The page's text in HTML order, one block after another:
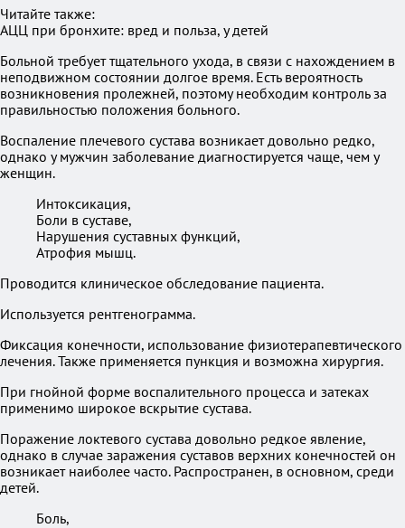
Читайте также:
АЦЦ при бронхите: вред и польза, у детей
Больной требует тщательного ухода, в связи с нахождением в
неподвижном состоянии долгое время. Есть вероятность
возникновения пролежней, поэтому необходим контроль за
правильностью положения больного.
Воспаление плечевого сустава возникает довольно редко,
однако у мужчин заболевание диагностируется чаще, чем у
женщин.
Интоксикация,
Боли в суставе,
Нарушения суставных функций,
Атрофия мышц.
Проводится клиническое обследование пациента.
Используется рентгенограмма.
Фиксация конечности, использование физиотерапевтического
лечения. Также применяется пункция и возможна хирургия.
При гнойной форме воспалительного процесса и затеках
применимо широкое вскрытие сустава.
Поражение локтевого сустава довольно редкое явление,
однако в случае заражения суставов верхних конечностей он
возникает наиболее часто. Распространен, в основном, среди
детей.
Боль,